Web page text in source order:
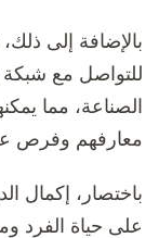
بالإضافة إلى ذلك،
للتواصل مع شبكة
الصناعة، مما
معارفهم وفرص
باختصار، إكمال
على حياة الفرد